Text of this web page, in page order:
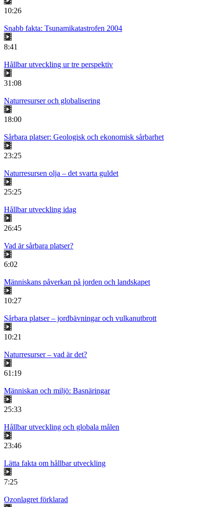
10:26
Snabb fakta: Tsunamikatastrofen 2004
8:41
Hållbar utveckling ur tre perspektiv
31:08
Naturresurser och globalisering
18:00
Sårbara platser: Geologisk och ekonomisk sårbarhet
23:25
Naturresursen olja – det svarta guldet
25:25
Hållbar utveckling idag
26:45
Vad är sårbara platser?
6:02
Människans påverkan på jorden och landskapet
10:27
Sårbara platser – jordbävningar och vulkanutbrott
10:21
Naturresurser – vad är det?
61:19
Människan och miljö: Basnäringar
25:33
Hållbar utveckling och globala målen
23:46
Lätta fakta om hållbar utveckling
7:25
Ozonlagret förklarad